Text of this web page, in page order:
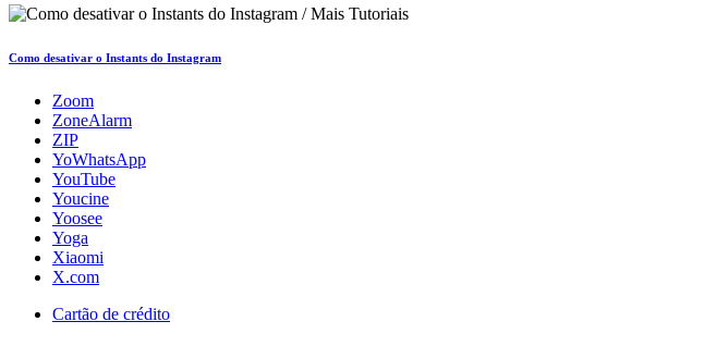
Como desativar o Instants do Instagram
Zoom
ZoneAlarm
ZIP
YoWhatsApp
YouTube
Youcine
Yoosee
Yoga
Xiaomi
X.com
Cartão de crédito